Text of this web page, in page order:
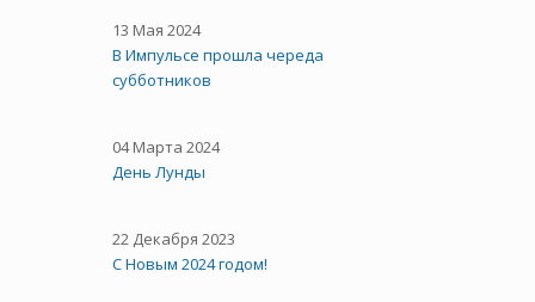
13 Мая 2024
В Импульсе прошла череда
субботников
04 Марта 2024
День Лунды
22 Декабря 2023
С Новым 2024 годом!